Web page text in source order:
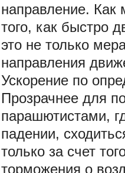
направление.
того, как быстро
это не только
направления
Ускорение по
Прозрачнее для
парашютистами,
падении,
только за счет
торможения о